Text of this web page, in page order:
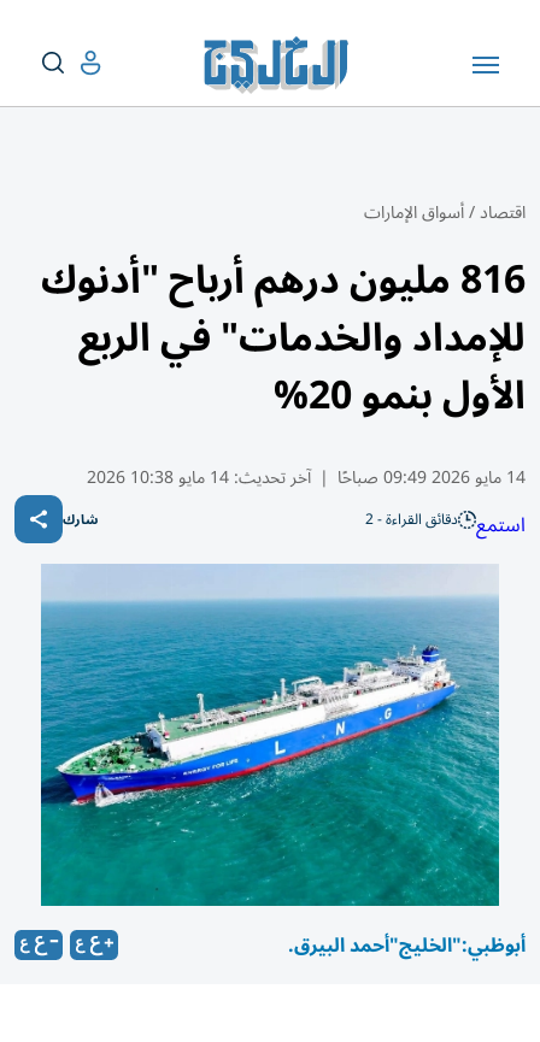
اقتصاد/أسواق الإمارات
816 مليون درهم أرباح "أدنوك
للإمداد والخدمات" في الربع
الأول بنمو 20%
14 مايو 2026 09:49 صباحًا | آخر تحديث:14 مايو 10:38 2026
استمع دقائق القراءة - 2 شارك
أبوظبي:"الخليج"أحمد البيرق.